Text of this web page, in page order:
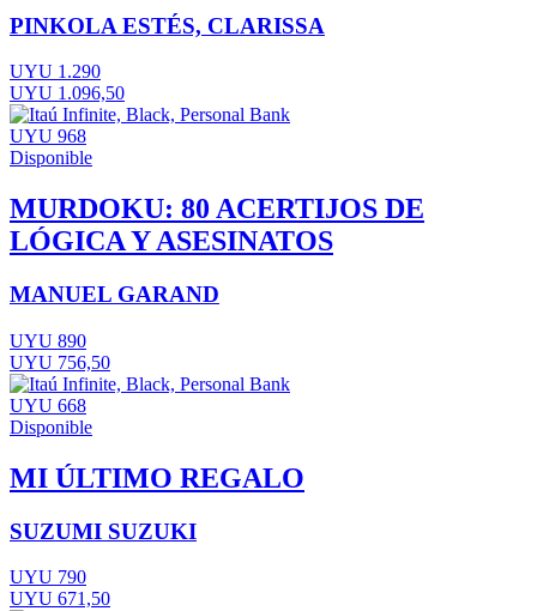
PINKOLA ESTÉS, CLARISSA
UYU 1.290
UYU 1.096,50
UYU 968
Disponible
MURDOKU: 80 ACERTIJOS DE
LÓGICA Y ASESINATOS
MANUEL GARAND
UYU 890
UYU 756,50
UYU 668
Disponible
MI ÚLTIMO REGALO
SUZUMI SUZUKI
UYU 790
UYU 671,50